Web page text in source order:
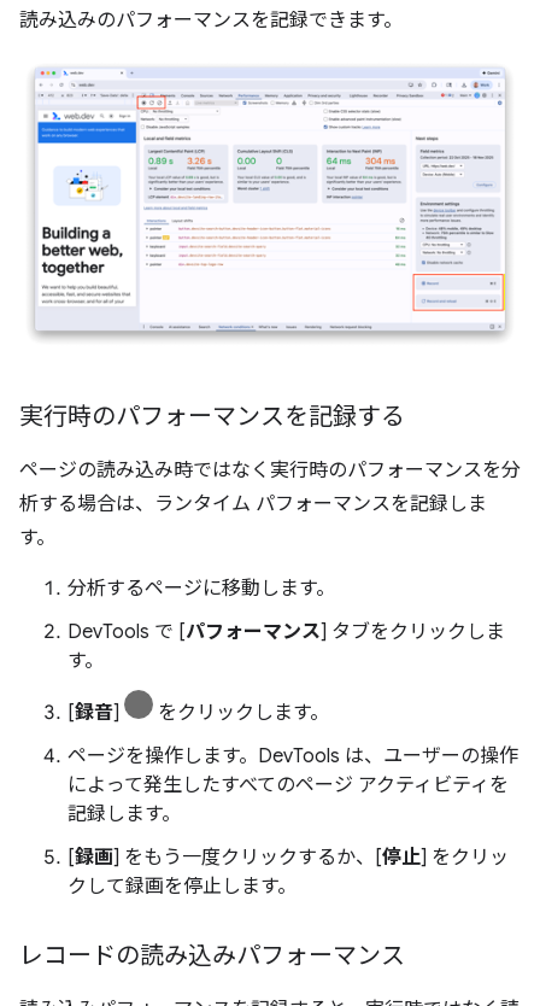
読み込みのパフォーマンスを記録できます。
実行時のパフォーマンスを記録する
ページの読み込み時ではなく実行時のパフォーマンスを分
析する場合は、ランタイム パフォーマンスを記録しま
す。
分析するページに移動します。
DevTools で [パフォーマンス] タブをクリックしま
す。
[録音]
をクリックします。
ページを操作します。DevTools は、ユーザーの操作
によって発生したすべてのページ アクティビティを
記録します。
[録画] をもう一度クリックするか、[停止] をクリッ
クして録画を停止します。
レコードの読み込みパフォーマンス